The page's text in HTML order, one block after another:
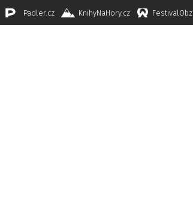
Padler.cz KnihyNaHory.cz